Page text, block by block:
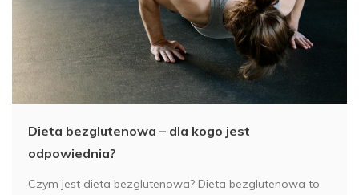
Dieta bezglutenowa – dla kogo jest
odpowiednia?
Czym jest dieta bezglutenowa? Dieta bezglutenowa to